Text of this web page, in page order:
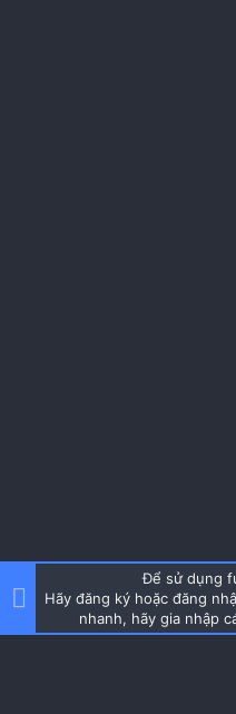
Để sử dụng
Hãy đăng ký hoặc đăng
nhanh, hãy gia nhập